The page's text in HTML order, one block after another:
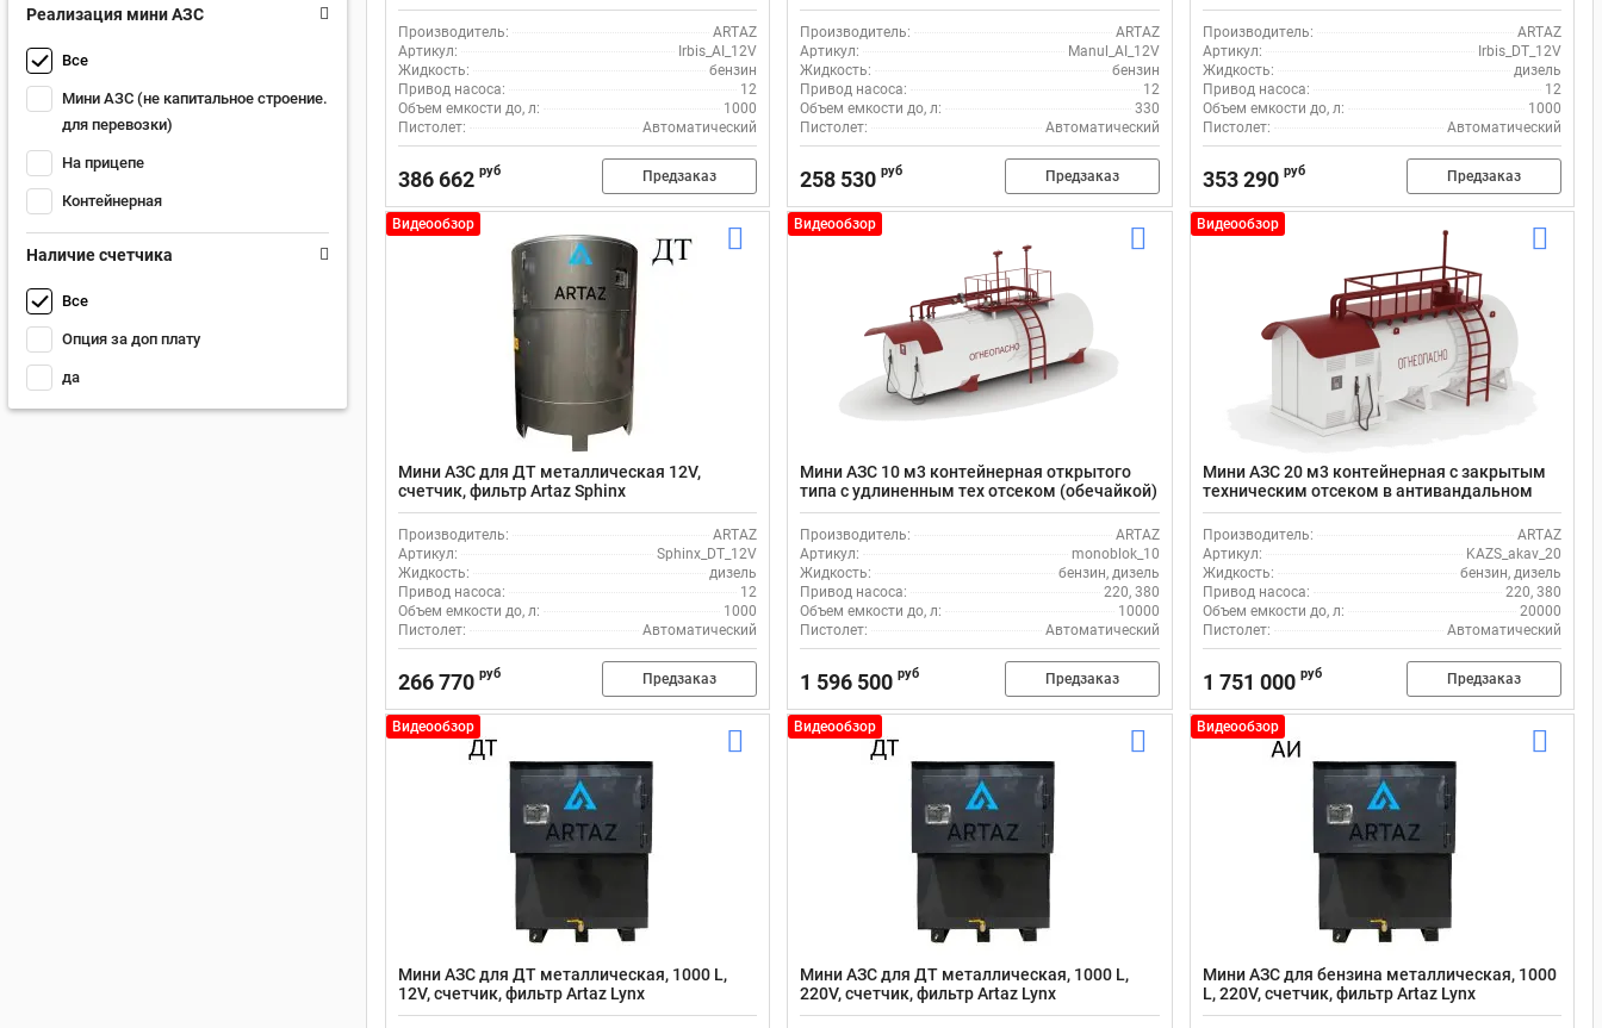
Реализация мини АЗС
Все
Мини АЗС (не капитальное строение.
для перевозки)
На прицепе
Контейнерная
Наличие счетчика
Все
Опция за доп плату
да
Производитель:
ARTAZ
Артикул:
Irbis_AI_12V
Жидкость:
бензин
Привод насоса:
12
Объем емкости до, л:
1000
Пистолет:
Автоматический
386 662 руб Предзаказ
Производитель:
ARTAZ
Артикул:
Manul_AI_12V
Жидкость:
бензин
Привод насоса:
12
Объем емкости до, л:
330
Пистолет:
Автоматический
258 530 руб Предзаказ
Производитель:
ARTAZ
Артикул:
Irbis_DT_12V
Жидкость:
дизель
Привод насоса:
12
Объем емкости до, л:
1000
Пистолет:
Автоматический
353 290 руб Предзаказ
Видеообзор
Мини АЗС для ДТ металлическая 12V,
счетчик, фильтр Artaz Sphinx
Производитель:
ARTAZ
Артикул:
Sphinx_DT_12V
Жидкость:
дизель
Привод насоса:
12
Объем емкости до, л:
1000
Пистолет:
Автоматический
266 770 руб Предзаказ
Видеообзор
Мини АЗС 10 м3 контейнерная открытого
типа с удлиненным тех отсеком (обечайкой)
МОНОБЛОК
Производитель:
ARTAZ
Артикул:
monoblok_10
Жидкость:
бензин, дизель
Привод насоса:
220, 380
Объем емкости до, л:
10000
Пистолет:
Автоматический
1 596 500 руб Предзаказ
Видеообзор
Мини АЗС 20 м3 контейнерная с закрытым
техническим отсеком в антивандальном
шкафу
Производитель:
ARTAZ
Артикул:
KAZS_akav_20
Жидкость:
бензин, дизель
Привод насоса:
220, 380
Объем емкости до, л:
20000
Пистолет:
Автоматический
1 751 000 руб Предзаказ
Видеообзор
Мини АЗС для ДТ металлическая, 1000 L,
12V, счетчик, фильтр Artaz Lynx
Видеообзор
Мини АЗС для ДТ металлическая, 1000 L,
220V, счетчик, фильтр Artaz Lynx
Видеообзор
Мини АЗС для бензина металлическая, 1000
L, 220V, счетчик, фильтр Artaz Lynx